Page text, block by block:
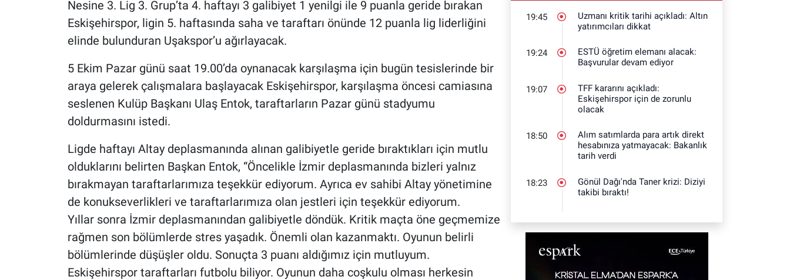
Nesine 3. Lig 3. Grup’ta 4. haftayı 3 galibiyet 1 yenilgi ile 9 puanla geride bırakan
Eskişehirspor, ligin 5. haftasında saha ve taraftarı önünde 12 puanla lig liderliğini
elinde bulunduran Uşakspor’u ağırlayacak.
5 Ekim Pazar günü saat 19.00’da oynanacak karşılaşma için bugün tesislerinde bir
araya gelerek çalışmalara başlayacak Eskişehirspor, karşılaşma öncesi camiasına
seslenen Kulüp Başkanı Ulaş Entok, taraftarların Pazar günü stadyumu
doldurmasını istedi.
Ligde haftayı Altay deplasmanında alınan galibiyetle geride bıraktıkları için mutlu
olduklarını belirten Başkan Entok, “Öncelikle İzmir deplasmanında bizleri yalnız
bırakmayan taraftarlarımıza teşekkür ediyorum. Ayrıca ev sahibi Altay yönetimine
de konukseverlikleri ve taraftarlarımıza olan jestleri için teşekkür ediyorum.
Yıllar sonra İzmir deplasmanından galibiyetle döndük. Kritik maçta öne geçmemize
rağmen son bölümlerde stres yaşadık. Önemli olan kazanmaktı. Oyunun belirli
bölümlerinde düşüşler oldu. Sonuçta 3 puanı aldığımız için mutluyum.
Eskişehirspor taraftarları futbolu biliyor. Oyunun daha coşkulu olması herkesin
19:45
Uzmanı kritik tarihi açıkladı: Altın
yatırımcıları dikkat
19:24
ESTÜ öğretim elemanı alacak:
Başvurular devam ediyor
19:07
TFF kararını açıkladı:
Eskişehirspor için de zorunlu
olacak
18:50
Alım satımlarda para artık direkt
hesabınıza yatmayacak: Bakanlık
tarih verdi
18:23
Gönül Dağı'nda Taner krizi: Diziyi
takibi bıraktı!